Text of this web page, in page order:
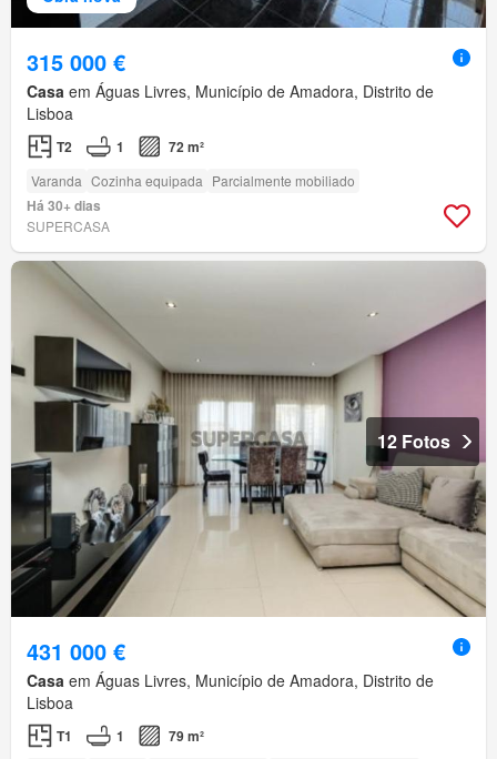
315 000 €
Casa em Águas Livres, Município de Amadora, Distrito de
Lisboa
T2 1 72 m²
Varanda Cozinha equipada Parcialmente mobiliado
Há 30+ dias
SUPERCASA
12 Fotos
431 000 €
Casa em Águas Livres, Município de Amadora, Distrito de
Lisboa
T1 1 79 m²